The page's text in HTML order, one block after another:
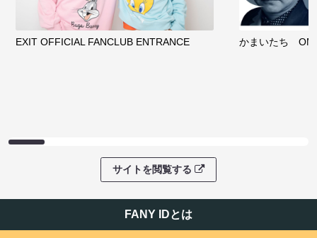
EXIT OFFICIAL FANCLUB ENTRANCE かまいたち
サイトを閲覧する
FANY IDとは